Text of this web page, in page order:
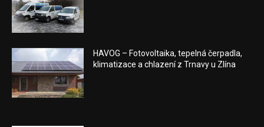
HAVOG – Fotovoltaika, tepelná čerpadla,
klimatizace a chlazení z Trnavy u Zlína